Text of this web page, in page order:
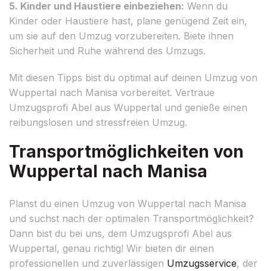
5. Kinder und Haustiere einbeziehen: Wenn du
Kinder oder Haustiere hast, plane genügend Zeit ein,
um sie auf den Umzug vorzubereiten. Biete ihnen
Sicherheit und Ruhe während des Umzugs.
Mit diesen Tipps bist du optimal auf deinen Umzug von
Wuppertal nach Manisa vorbereitet. Vertraue
Umzugsprofi Abel aus Wuppertal und genieße einen
reibungslosen und stressfreien Umzug.
Transportmöglichkeiten von
Wuppertal nach Manisa
Planst du einen Umzug von Wuppertal nach Manisa
und suchst nach der optimalen Transportmöglichkeit?
Dann bist du bei uns, dem Umzugsprofi Abel aus
Wuppertal, genau richtig! Wir bieten dir einen
professionellen und zuverlässigen Umzugsservice, der